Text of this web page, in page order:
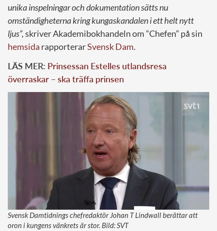
unika inspelningar och dokumentation sätts nu
omständigheterna kring kungaskandalen i ett helt nytt
ljus”,skriver Akademibokhandeln om ”Chefen” på sin
hemsida rapporterarSvensk Dam.
LÄS MER: Prinsessan Estelles utlandsresa
överraskar – ska träffa prinsen
Svensk Damtidnings chefredaktör Johan T Lindwall berättar att
oron i kungens vänkrets är stor. Bild: SVT